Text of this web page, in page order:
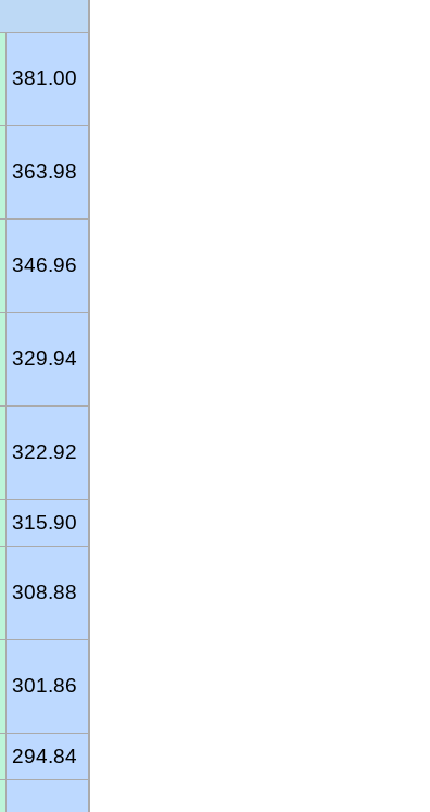
381.00
363.98
346.96
329.94
322.92
315.90
308.88
301.86
294.84